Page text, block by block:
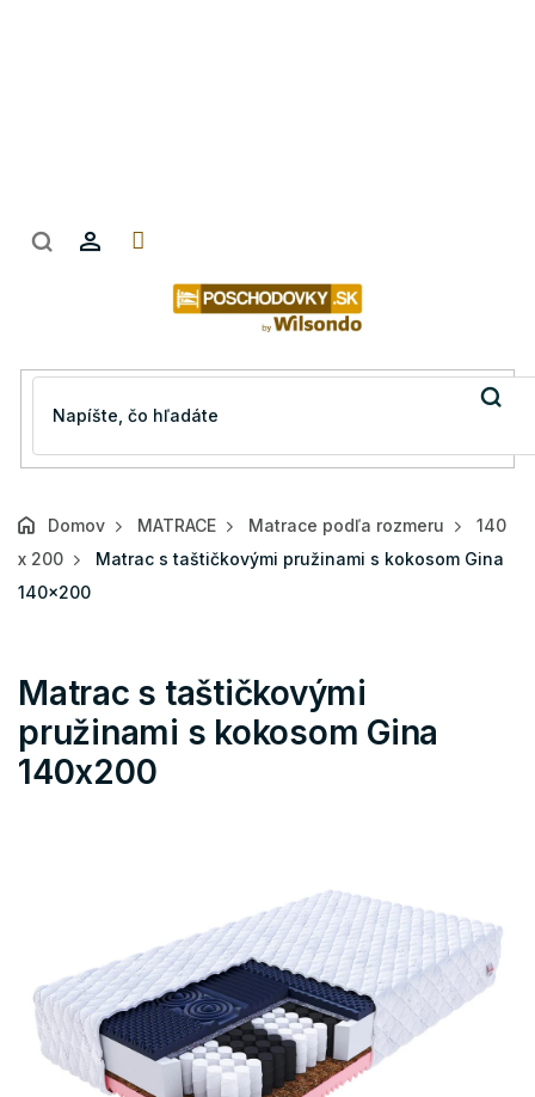
Domov MATRACE Matrace podľa rozmeru
140
x 200
Matrac s taštičkovými pružinami s kokosom Gina
140x200
Matrac s taštičkovými
pružinami s kokosom Gina
140x200